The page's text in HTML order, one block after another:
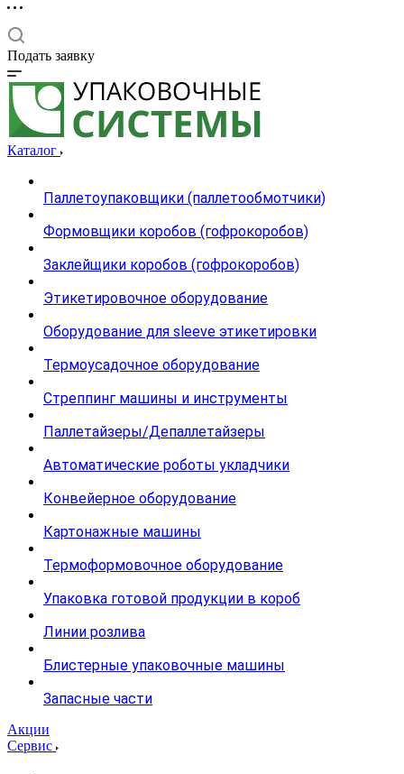
Подать заявку
Каталог
Паллетоупаковщики (паллетообмотчики)
Формовщики коробов (гофрокоробов)
Заклейщики коробов (гофрокоробов)
Этикетировочное оборудование
Оборудование для sleeve этикетировки
Термоусадочное оборудование
Стреппинг машины и инструменты
Паллетайзеры/Депаллетайзеры
Автоматические роботы укладчики
Конвейерное оборудование
Картонажные машины
Термоформовочное оборудование
Упаковка готовой продукции в короб
Линии розлива
Блистерные упаковочные машины
Запасные части
Акции
Сервис